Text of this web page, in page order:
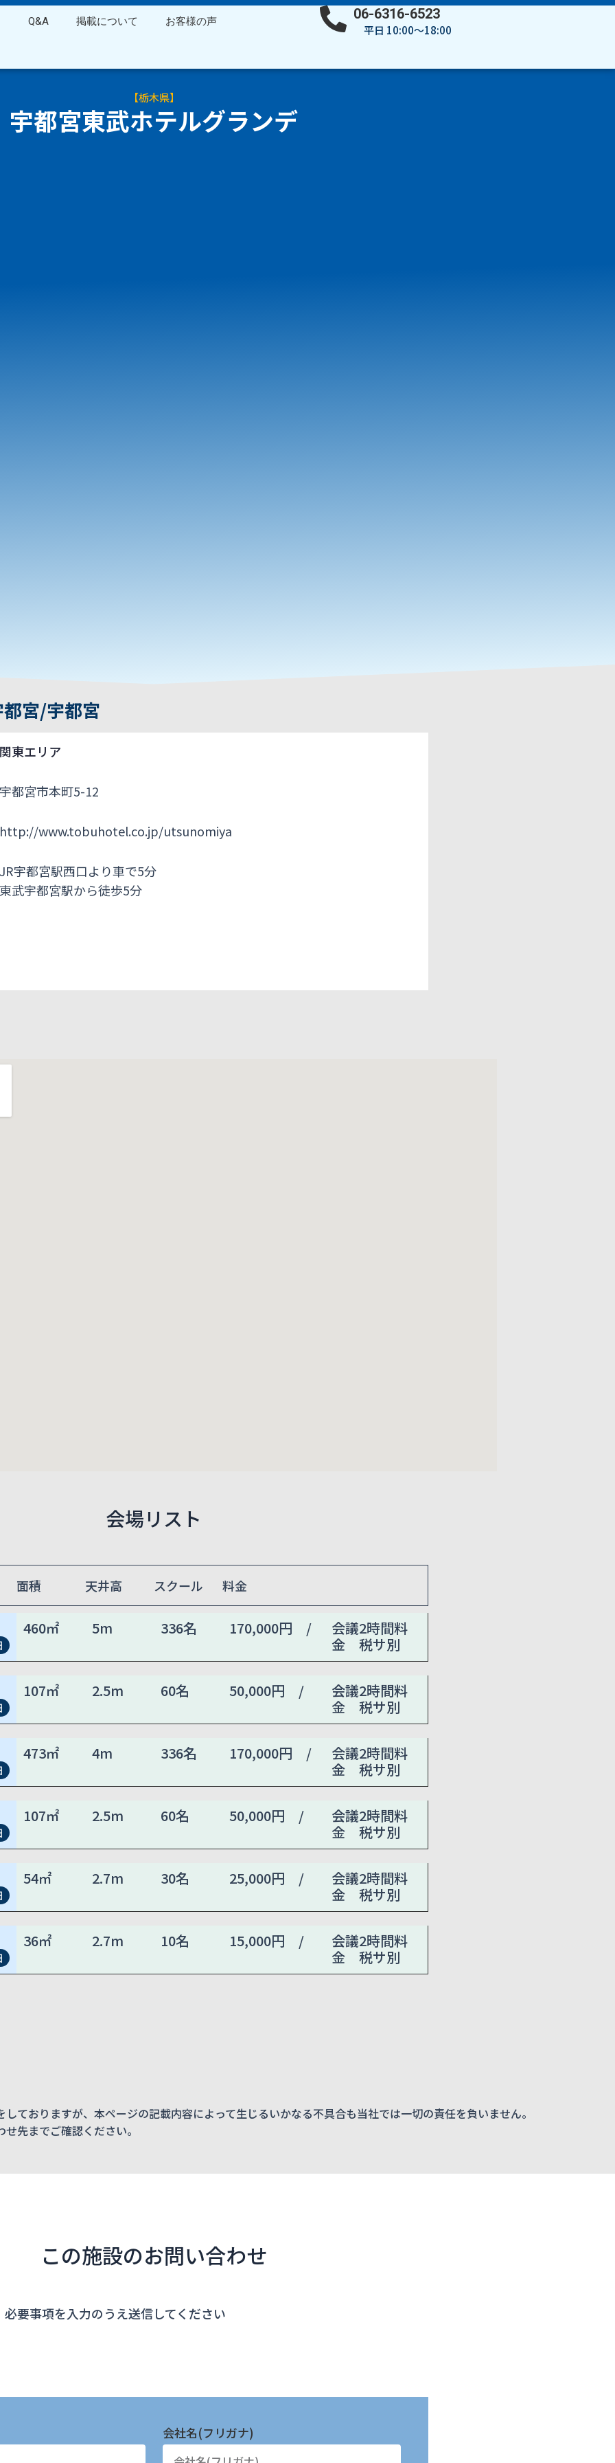
Q&A 掲載について お客様の声 06-6316-6523
平日 10:00～18:00
【栃木県】
宇都宮東武ホテルグランデ
宮/宇都宮
関東エリア
宇都宮市本町5-12
http://www.tobuhotel.co.jp/utsunomiya
JR宇都宮駅西口より車で5分
東武宇都宮駅から徒歩5分
会場リスト
面積 天井高 スクール 料金
460㎡ 5m 336名 170,000円 /
会議2時間料
金 税サ別
107㎡ 2.5m 60名 50,000円 /
会議2時間料
金 税サ別
473㎡ 4m 336名 170,000円 /
会議2時間料
金 税サ別
107㎡ 2.5m 60名 50,000円 /
会議2時間料
金 税サ別
54㎡ 2.7m 30名 25,000円 /
会議2時間料
金 税サ別
36㎡ 2.7m 10名 15,000円 /
会議2時間料
金 税サ別
ておりますが、本ページの記載内容によって生じるいかなる不具合も当社では一切の責任を負いません。
先までご確認ください。
この施設のお問い合わせ
要事項を入力のうえ送信してください
会社名(フリガナ)